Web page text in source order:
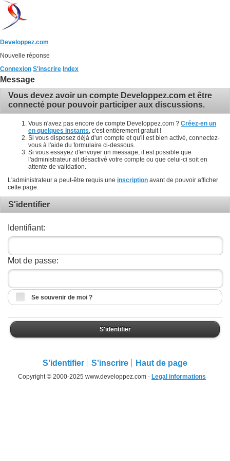
Developpez.com
Nouvelle réponse
Connexion S'inscrire Index
Message
Vous devez avoir un compte Developpez.com et être
connecté pour pouvoir participer aux discussions.
Vous n'avez pas encore de compte Developpez.com ? Créez-en un
en quelques instants , c'est entièrement gratuit !
Si vous disposez déjà d'un compte et qu'il est bien activé, connectez-
vous à l'aide du formulaire ci-dessous.
Si vous essayez d'envoyer un message, il est possible que
l'administrateur ait désactivé votre compte ou que celui-ci soit en
attente de validation.
L'administrateur a peut-être requis une inscription avant de pouvoir afficher
cette page.
S'identifier
Identifiant:
Mot de passe:
Se souvenir de moi ?
S'identifier
S'identifier S'inscrire Haut de page
Copyright © 2000-2025 www.developpez.com - Legal informations